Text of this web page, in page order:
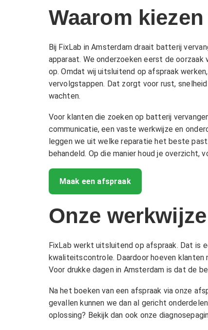
Waarom
Bij FixLab in Amsterdam draait batterij
apparaat. We onderzoeken eerst de
op. Omdat wij uitsluitend op afspraak
vervolgstappen. Dat zorgt voor rust,
wachten.
Voor klanten die zoeken op batterij
communicatie, een vaste werkwijze en
leggen we uit welke reparatie het beste
behandeld. Op die manier houd je
Maak een afspraak
Onze
FixLab werkt uitsluitend op afspraak. Dat is
kwaliteitscontrole. Daardoor hoeven
Voor drukke dagen in Amsterdam is dat de
Na het boeken van een afspraak via onze
gevallen kunnen we dan al gericht
oplossing? Bekijk dan ook onze